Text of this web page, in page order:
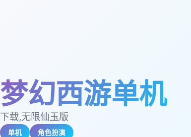
梦幻西游单机
下载,无限仙玉版
单机 角色扮演